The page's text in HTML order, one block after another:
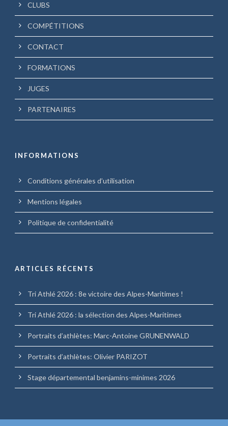
CLUBS
COMPÉTITIONS
CONTACT
FORMATIONS
JUGES
PARTENAIRES
INFORMATIONS
Conditions générales d’utilisation
Mentions légales
Politique de confidentialité
ARTICLES RÉCENTS
Tri Athlé 2026 : 8e victoire des Alpes-Maritimes !
Tri Athlé 2026 : la sélection des Alpes-Maritimes
Portraits d’athlètes: Marc-Antoine GRUNENWALD
Portraits d’athlètes: Olivier PARIZOT
Stage départemental benjamins-minimes 2026